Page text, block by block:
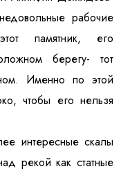
рабочие
памятник, его
берегу- тот
Именно по этой
чтобы его нельзя
интересные скалы
рекой как статные